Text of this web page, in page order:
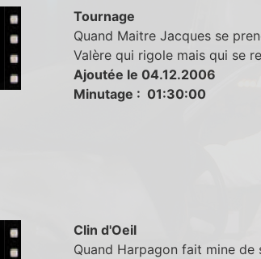
Tournage
Quand Maitre Jacques se
Valère qui rigole mais qui se
Ajoutée le 04.12.2006
Minutage : 01:30:00
Clin d'Oeil
Quand Harpagon fait mine